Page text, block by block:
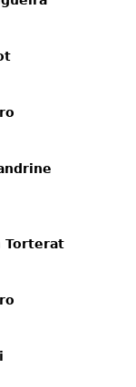
Torterat